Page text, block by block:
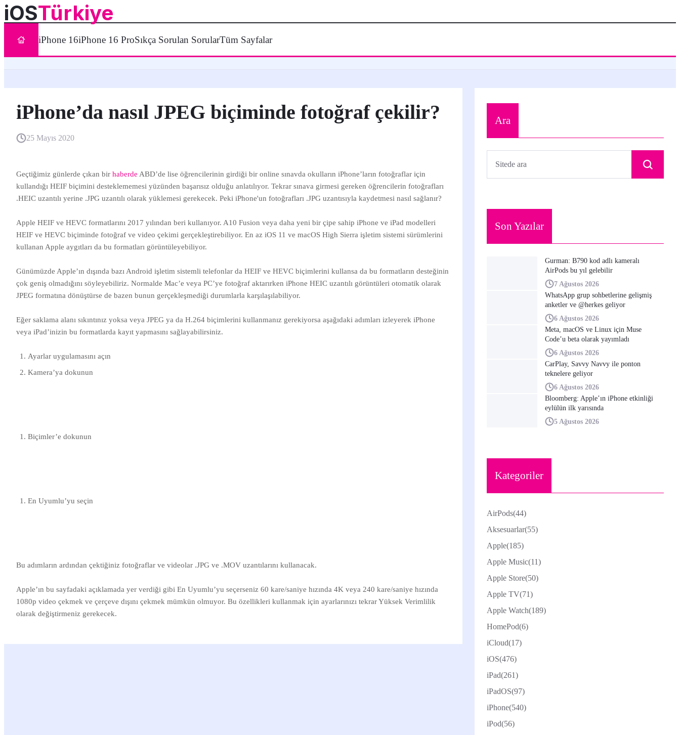
iOSTürkiye
iPhone 16iPhone 16 ProSıkça Sorulan SorularTüm Sayfalar
iPhone’da nasıl JPEG biçiminde fotoğraf çekilir?
25 Mayıs 2020
Geçtiğimiz günlerde çıkan bir haberde ABD’de lise öğrencilerinin girdiği bir online sınavda okulların iPhone’ların fotoğraflar için
kullandığı HEIF biçimini desteklememesi yüzünden başarısız olduğu anlatılıyor. Tekrar sınava girmesi gereken öğrencilerin fotoğrafları
.HEIC uzantılı yerine .JPG uzantılı olarak yüklemesi gerekecek. Peki iPhone'un fotoğrafları .JPG uzantısıyla kaydetmesi nasıl sağlanır?
Apple HEIF ve HEVC formatlarını 2017 yılından beri kullanıyor. A10 Fusion veya daha yeni bir çipe sahip iPhone ve iPad modelleri
HEIF ve HEVC biçiminde fotoğraf ve video çekimi gerçekleştirebiliyor. En az iOS 11 ve macOS High Sierra işletim sistemi sürümlerini
kullanan Apple aygıtları da bu formatları görüntüleyebiliyor.
Günümüzde Apple’ın dışında bazı Android işletim sistemli telefonlar da HEIF ve HEVC biçimlerini kullansa da bu formatların desteğinin
çok geniş olmadığını söyleyebiliriz. Normalde Mac’e veya PC’ye fotoğraf aktarırken iPhone HEIC uzantılı görüntüleri otomatik olarak
JPEG formatına dönüştürse de bazen bunun gerçekleşmediği durumlarla karşılaşılabiliyor.
Eğer saklama alanı sıkıntınız yoksa veya JPEG ya da H.264 biçimlerini kullanmanız gerekiyorsa aşağıdaki adımları izleyerek iPhone
veya iPad’inizin bu formatlarda kayıt yapmasını sağlayabilirsiniz.
Ayarlar uygulamasını açın
Kamera’ya dokunun
Biçimler’e dokunun
En Uyumlu’yu seçin
Bu adımların ardından çektiğiniz fotoğraflar ve videolar .JPG ve .MOV uzantılarını kullanacak.
Apple’ın bu sayfadaki açıklamada yer verdiği gibi En Uyumlu’yu seçerseniz 60 kare/saniye hızında 4K veya 240 kare/saniye hızında
1080p video çekmek ve çerçeve dışını çekmek mümkün olmuyor. Bu özellikleri kullanmak için ayarlarınızı tekrar Yüksek Verimlilik
olarak değiştirmeniz gerekecek.
Ara
Son Yazılar
Gurman: B790 kod adlı kameralı
AirPods bu yıl gelebilir
7 Ağustos 2026
WhatsApp grup sohbetlerine gelişmiş
anketler ve @herkes geliyor
6 Ağustos 2026
Meta, macOS ve Linux için Muse
Code’u beta olarak yayımladı
6 Ağustos 2026
CarPlay, Savvy Navvy ile ponton
teknelere geliyor
6 Ağustos 2026
Bloomberg: Apple’ın iPhone etkinliği
eylülün ilk yarısında
5 Ağustos 2026
Kategoriler
AirPods(44)
Aksesuarlar(55)
Apple(185)
Apple Music(11)
Apple Store(50)
Apple TV(71)
Apple Watch(189)
HomePod(6)
iCloud(17)
iOS(476)
iPad(261)
iPadOS(97)
iPhone(540)
iPod(56)